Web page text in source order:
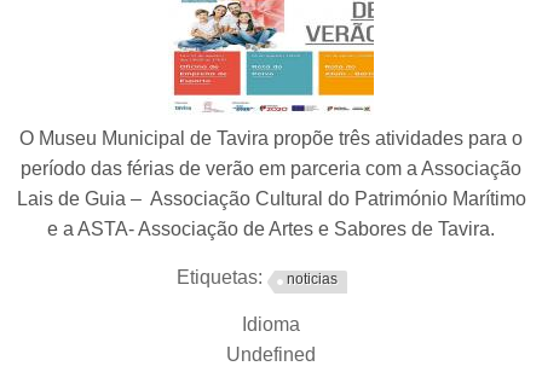
O Museu Municipal de Tavira propõe três atividades para o
período das férias de verão em parceria com a Associação
Lais de Guia – Associação Cultural do Património Marítimo
e a ASTA- Associação de Artes e Sabores de Tavira.
Etiquetas: noticias
Idioma
Undefined